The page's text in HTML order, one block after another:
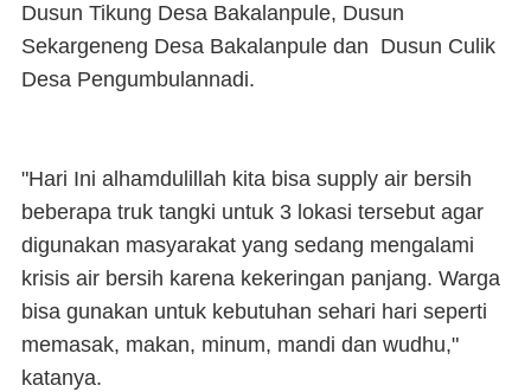
Dusun Tikung Desa Bakalanpule, Dusun
Sekargeneng Desa Bakalanpule dan Dusun Culik
Desa Pengumbulannadi.
"Hari Ini alhamdulillah kita bisa supply air bersih
beberapa truk tangki untuk 3 lokasi tersebut agar
digunakan masyarakat yang sedang mengalami
krisis air bersih karena kekeringan panjang. Warga
bisa gunakan untuk kebutuhan sehari hari seperti
memasak, makan, minum, mandi dan wudhu,"
katanya.